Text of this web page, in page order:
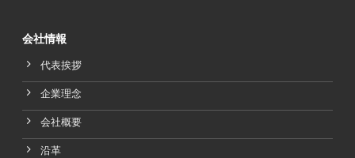
会社情報
代表挨拶
企業理念
会社概要
沿革